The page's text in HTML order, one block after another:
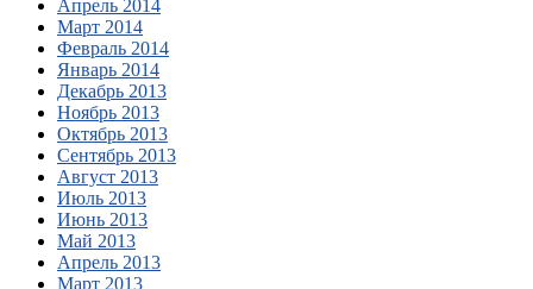
Апрель 2014
Март 2014
Февраль 2014
Январь 2014
Декабрь 2013
Ноябрь 2013
Октябрь 2013
Сентябрь 2013
Август 2013
Июль 2013
Июнь 2013
Май 2013
Апрель 2013
Март 2013